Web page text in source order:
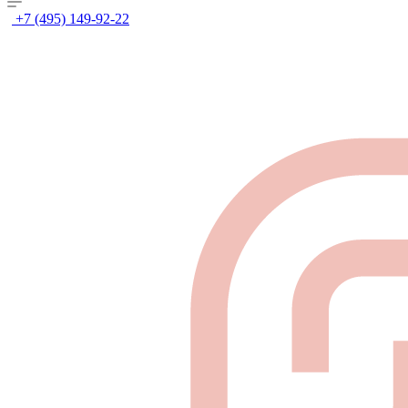
+7 (495) 149-92-22